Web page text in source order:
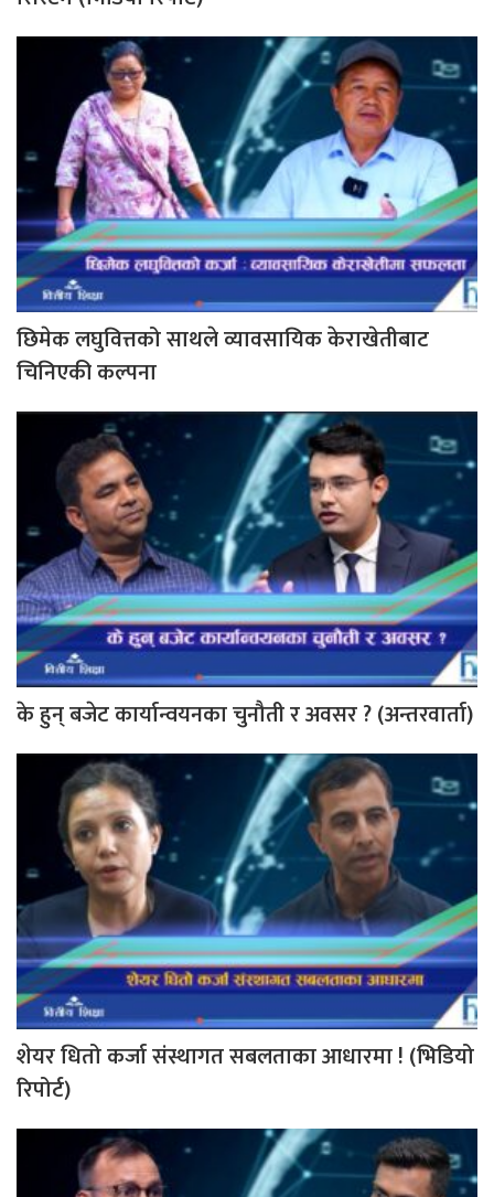
छिमेक लघुवित्तको साथले व्यावसायिक केराखेतीबाट
चिनिएकी कल्पना
के हुन् बजेट कार्यान्वयनका चुनौती र अवसर ? (अन्तरवार्ता)
शेयर धितो कर्जा संस्थागत सबलताका आधारमा ! (भिडियो
रिपोर्ट)